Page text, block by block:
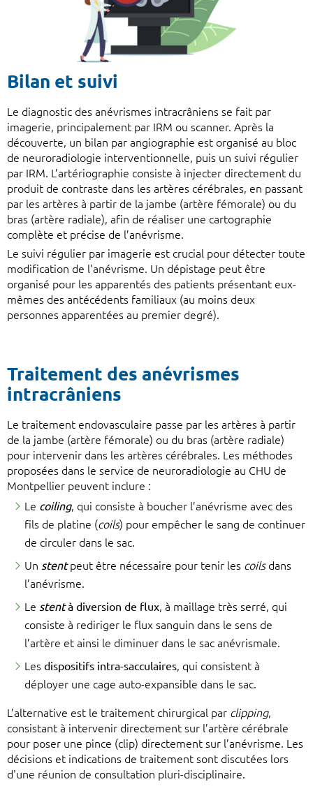
Bilan et suivi
Le diagnostic des anévrismes intracrâniens se fait par
imagerie, principalement par IRM ou scanner. Après la
découverte, un bilan par angiographie est organisé au bloc
de neuroradiologie interventionnelle, puis un suivi régulier
par IRM. L’artériographie consiste à injecter directement du
produit de contraste dans les artères cérébrales, en passant
par les artères à partir de la jambe (artère fémorale) ou du
bras (artère radiale), afin de réaliser une cartographie
complète et précise de l’anévrisme.
Le suivi régulier par imagerie est crucial pour détecter toute
modification de l'anévrisme. Un dépistage peut être
organisé pour les apparentés des patients présentant eux-
mêmes des antécédents familiaux (au moins deux
personnes apparentées au premier degré).
Traitement des anévrismes
intracrâniens
Le traitement endovasculaire passe par les artères à partir
de la jambe (artère fémorale) ou du bras (artère radiale)
pour intervenir dans les artères cérébrales. Les méthodes
proposées dans le service de neuroradiologie au CHU de
Montpellier peuvent inclure :
Le coiling, qui consiste à boucher l’anévrisme avec des
fils de platine (coils) pour empêcher le sang de continuer
de circuler dans le sac.
Un stentpeut être nécessaire pour tenir les coilsdans
l’anévrisme.
Le stentà diversion de flux, à maillage très serré, qui
consiste à rediriger le flux sanguin dans le sens de
l’artère et ainsi le diminuer dans le sac anévrismale.
Les dispositifs intra-sacculaires, qui consistent à
déployer une cage auto-expansible dans le sac.
L’alternative est le traitement chirurgical par clipping,
consistant à intervenir directement sur l’artère cérébrale
pour poser une pince (clip) directement sur l’anévrisme. Les
décisions et indications de traitement sont discutées lors
d'une réunion de consultation pluri-disciplinaire.